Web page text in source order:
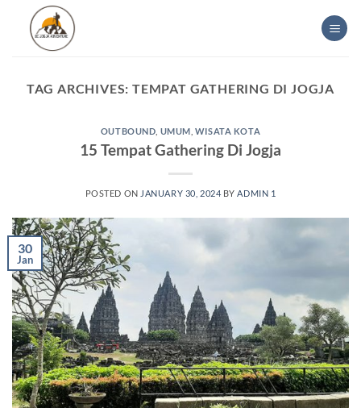
content
TAG ARCHIVES:TEMPAT GATHERING DI JOGJA
OUTBOUND UMUM WISATA KOTA
15 Tempat Gathering Di Jogja
POSTED ON JANUARY 30, 2024 BY ADMIN 1
30
Jan